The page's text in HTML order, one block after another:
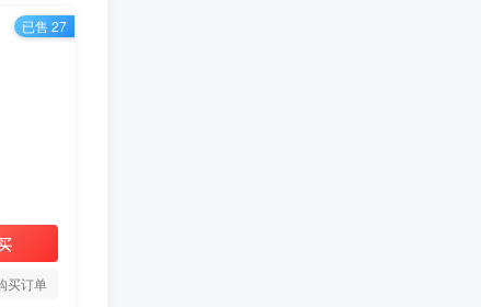
买订单
已售 27